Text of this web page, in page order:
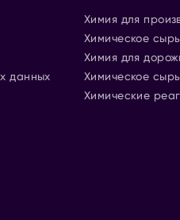
данных
Химия для
Химическое
Химия для
Химическое
Химические